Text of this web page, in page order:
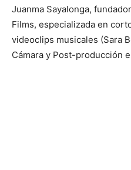
Juanma Sayalonga,
Films, especializada en
videoclips musicales (Sara
Cámara y Post-producción